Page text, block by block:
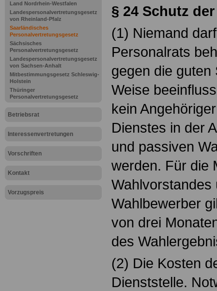
Land Nordrhein-Westfalen
Landespersonalvertretungsgesetz
von Rheinland-Pfalz
Saarländisches
Personalvertretungsgesetz
Sächsisches
Personalvertretungsgesetz
Landespersonalvertretungsgesetz
von Sachsen-Anhalt
Mitbestimmungsgesetz Schleswig-
Holstein
Thüringer
Personalvertretungsgesetz
Betriebsrat
Interessenvertretungen
Vorschriften
Kontakt
Vorzugspreis
§ 24 Schutz
(1) Niemand
Personalrats
gegen die
Weise
kein
Dienstes in der
und passiven
werden. Für die
Wahlvorstandes
Wahlbewerber
von drei
des
(2) Die Kosten
Dienststelle.